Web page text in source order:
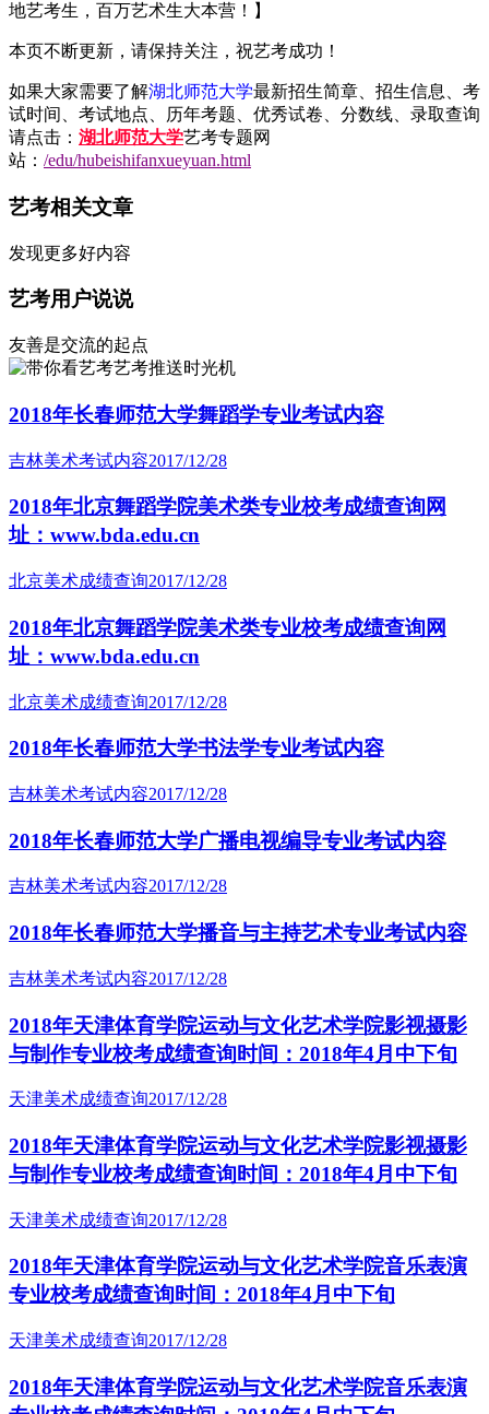
地艺考生，百万艺术生大本营！】
本页不断更新，请保持关注，祝艺考成功！
如果大家需要了解湖北师范大学最新招生简章、招生信息、考
试时间、考试地点、历年考题、优秀试卷、分数线、录取查询
请点击： 湖北师范大学艺考专题网
站： /edu/hubeishifanxueyuan.html
艺考相关文章
发现更多好内容
艺考用户说说
友善是交流的起点
艺考推送时光机
2018年长春师范大学舞蹈学专业考试内容
吉林美术考试内容2017/12/28
2018年北京舞蹈学院美术类专业校考成绩查询网
址：www.bda.edu.cn
北京美术成绩查询2017/12/28
2018年北京舞蹈学院美术类专业校考成绩查询网
址：www.bda.edu.cn
北京美术成绩查询2017/12/28
2018年长春师范大学书法学专业考试内容
吉林美术考试内容2017/12/28
2018年长春师范大学广播电视编导专业考试内容
吉林美术考试内容2017/12/28
2018年长春师范大学播音与主持艺术专业考试内容
吉林美术考试内容2017/12/28
2018年天津体育学院运动与文化艺术学院影视摄影
与制作专业校考成绩查询时间：2018年4月中下旬
天津美术成绩查询2017/12/28
2018年天津体育学院运动与文化艺术学院影视摄影
与制作专业校考成绩查询时间：2018年4月中下旬
天津美术成绩查询2017/12/28
2018年天津体育学院运动与文化艺术学院音乐表演
专业校考成绩查询时间：2018年4月中下旬
天津美术成绩查询2017/12/28
2018年天津体育学院运动与文化艺术学院音乐表演